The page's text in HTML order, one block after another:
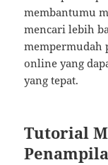
membantumu
mencari lebih
mempermudah
online yang
yang tepat.
Tutorial